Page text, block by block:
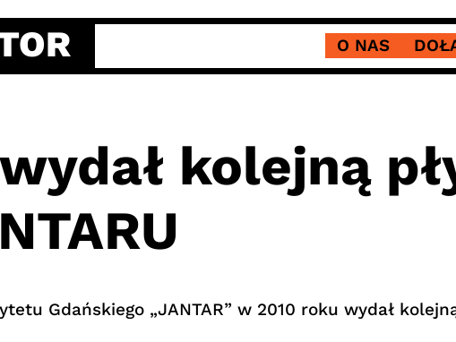
O NAS
kolejną
Gdańskiego „JANTAR” w 2010 roku wydał